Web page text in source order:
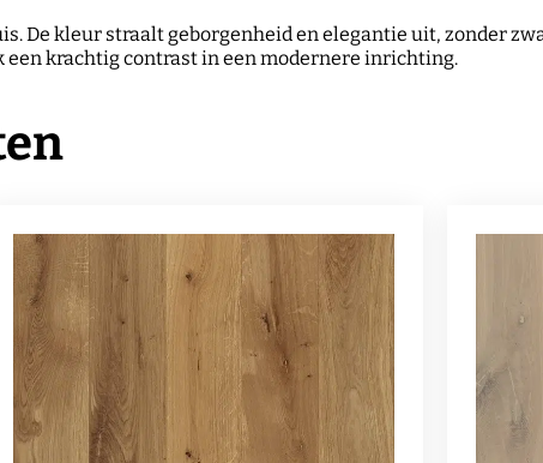
De kleur straalt geborgenheid en elegantie uit, zonder
krachtig contrast in een modernere inrichting.